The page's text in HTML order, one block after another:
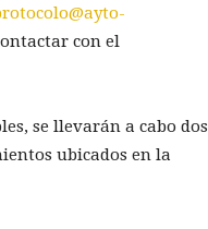
con el
se llevarán a cabo dos
ubicados en la